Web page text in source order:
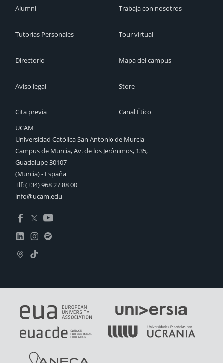
Alumni
Tutorías Personales
Directorio
Aviso legal
Cita previa
Trabaja con nosotros
Tour virtual
Mapa del campus
Store
Canal Ético
UCAM
Universidad Católica San Antonio de Murcia
Campus de Murcia, Av. de los Jerónimos, 135,
Guadalupe 30107
(Murcia) - España
Tlf:(+34) 968 27 88 00
info@ucam.edu